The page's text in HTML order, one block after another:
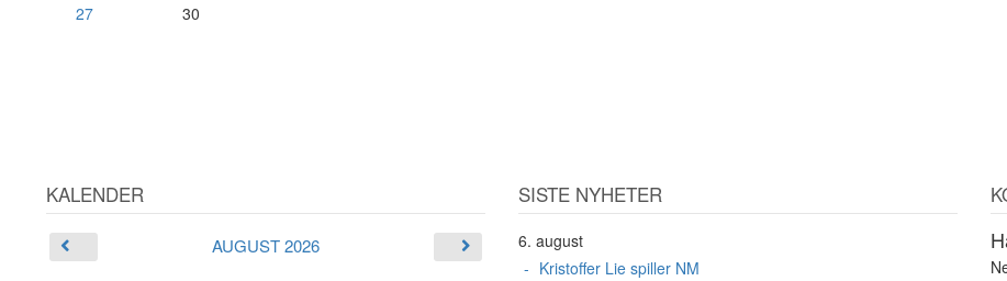
27 30
KALENDER
AUGUST 2026
SISTE NYHETER
6. august
Kristoffer Lie spiller NM